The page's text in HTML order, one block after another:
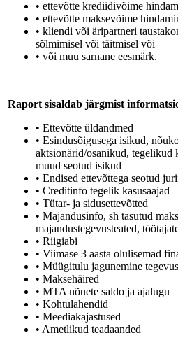
• ettevõtte krediidivõime
• ettevõtte maksevõime
• kliendi või äripartneri
sõlmimisel või täitmisel või
• või muu sarnane eesmärk.
Raport sisaldab järgmist
• Ettevõtte üldandmed
• Esindusõigusega isikud,
aktsionärid/osanikud, tegelikud
muud seotud isikud
• Endised ettevõttega seotud
• Creditinfo tegelik kasusaajad
• Tütar- ja sidusettevõtted
• Majandusinfo, sh tasutud
majandustegevusteated,
• Riigiabi
• Viimase 3 aasta olulisemad
• Müügitulu jagunemine
• Maksehäired
• MTA nõuete saldo ja ajalugu
• Kohtulahendid
• Meediakajastused
• Ametlikud teadaanded